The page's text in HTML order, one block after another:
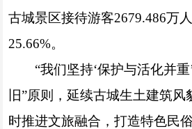
古城景区接待游客2679.486万
25.66%。
“我们坚持‘保护与活化并
旧”原则，延续古城生土建筑风
时推进文旅融合，打造特色民